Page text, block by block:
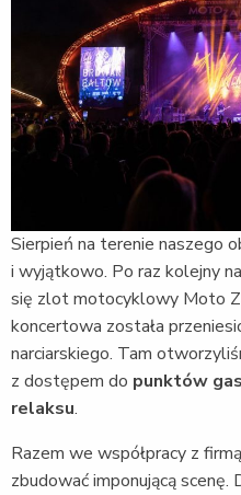
Sierpień na terenie naszego
i wyjątkowo. Po raz kolejny
się zlot motocyklowy Moto
koncertowa została
narciarskiego. Tam
z dostępem do punktów
relaksu.
Razem we współpracy z firmą
zbudować imponującą scenę.